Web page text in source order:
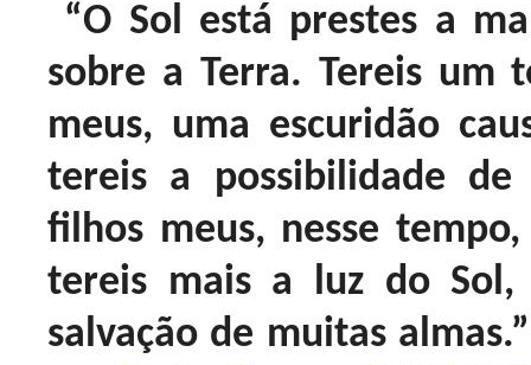
“O Sol está prestes a
sobre a Terra. Tereis um
meus, uma escuridão
tereis a possibilidade
filhos meus, nesse
tereis mais a luz do Sol,
salvação de muitas